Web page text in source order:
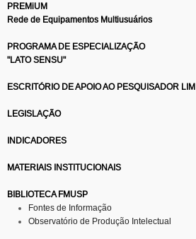
PREMiUM
Rede de Equipamentos Multiusuários
PROGRAMA DE ESPECIALIZAÇÃO
"LATO SENSU"
ESCRITÓRIO DE APOIO AO PESQUISADOR LIM
LEGISLAÇÃO
INDICADORES
MATERIAIS INSTITUCIONAIS
BIBLIOTECA FMUSP
Fontes de Informação
Observatório de Produção Intelectual